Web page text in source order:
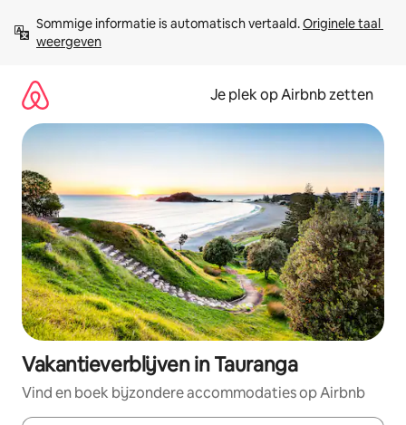
direct
naar
Sommige informatie is automatisch vertaald. Originele taal
weergeven
Je plek op Airbnb zetten
Vakantieverblijven in Tauranga
Vind en boek bijzondere accommodaties op Airbnb